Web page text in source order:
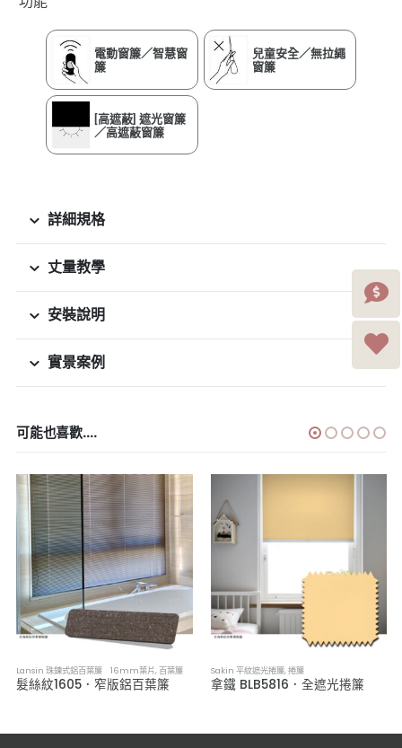
電動窗簾／智慧窗
簾
兒童安全／無拉繩
窗簾
[高遮蔽] 遮光窗簾
／高遮蔽窗簾
詳細規格
丈量教學
安裝說明
實景案例
可能也喜歡....
Lansin 珠鍊式鋁百葉簾 16mm葉片 ,百葉簾
髮絲紋1605．窄版鋁百葉簾
Sakin 平紋遮光捲簾,捲簾
拿鐵 BLB5816．全遮光捲簾